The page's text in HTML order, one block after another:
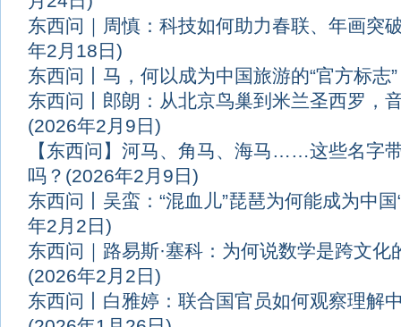
东西问｜周慎：科技如何助力春联、年画突
年2月18日)
东西问丨马，何以成为中国旅游的“官方标志
东西问丨郎朗：从北京鸟巢到米兰圣西罗，
(2026年2月9日)
【东西问】河马、角马、海马……这些名字
吗？ (2026年2月9日)
东西问丨吴蛮：“混血儿”琵琶为何能成为中国
年2月2日)
东西问｜路易斯·塞科：为何说数学是跨文化
(2026年2月2日)
东西问丨白雅婷：联合国官员如何观察理解